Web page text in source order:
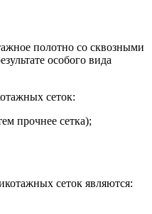
полотно со сквозными
особого вида
сеток:
прочнее сетка);
сеток являются: